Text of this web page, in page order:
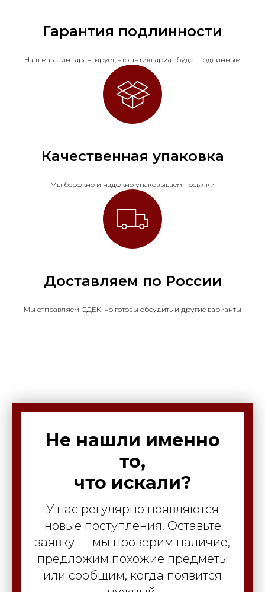
Гарантия подлинности
Наш магазин гарантирует, что антиквариат будет подлинным
Качественная упаковка
Мы бережно и надежно упаковываем посылки
Доставляем по России
Мы отправляем СДЕК, но готовы обсудить и другие варианты
Не нашли именно
то,
что искали?
У нас регулярно появляются
новые поступления. Оставьте
заявку — мы проверим наличие,
предложим похожие предметы
или сообщим, когда появится